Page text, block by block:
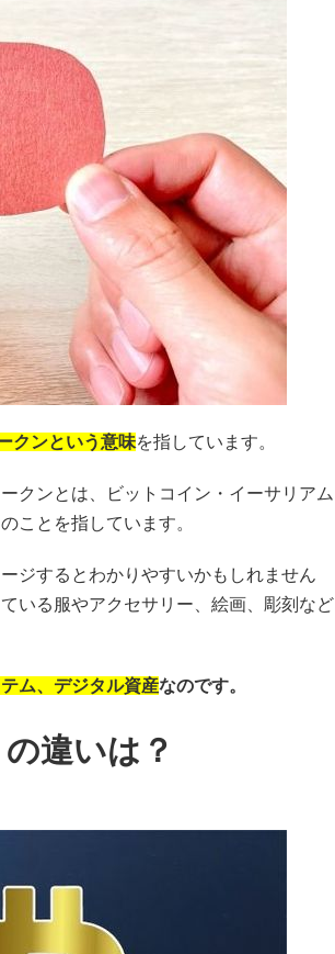
クンという意味を指しています。
クンとは、ビットコイン・イーサリアム
ことを指しています。
ジするとわかりやすいかもしれません
いる服やアクセサリー、絵画、彫刻など
ム、デジタル資産なのです。
違いは？